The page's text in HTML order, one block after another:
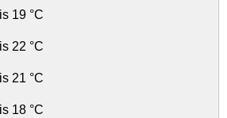
19 °C
22 °C
21 °C
18 °C